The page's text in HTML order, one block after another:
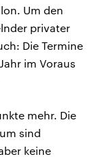
Um den
privater
Die Termine
im Voraus
mehr. Die
sind
keine